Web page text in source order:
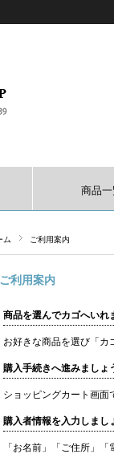
商品一
ム ご利用案内
ご利用案内
商品を選んでカゴへいれ
お好きな商品を選び「カ
購入手続きへ進みましょ
ショッピングカート画面
購入者情報を入力しまし
「お名前」「ご住所」